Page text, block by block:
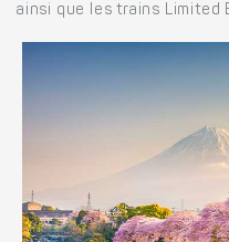
ainsi que les trains Limited